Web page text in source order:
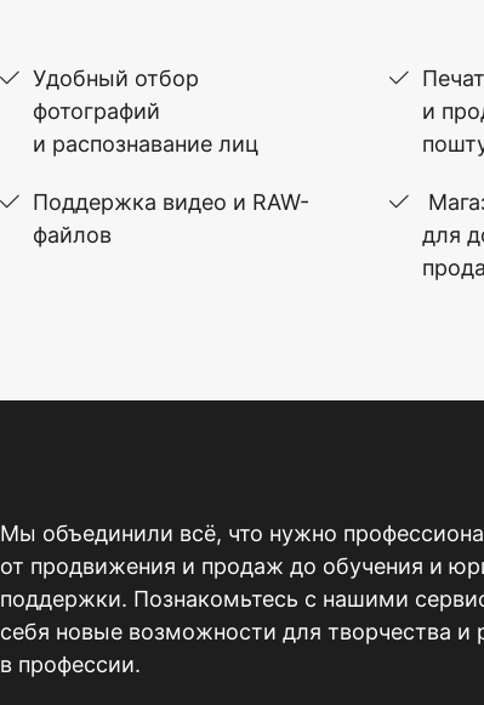
Удобный отбор
фотографий
и распознавание лиц
Поддержка видео и RAW-
файлов
и
для
Мы объединили всё, что нужно
от продвижения и продаж до обучения и
поддержки. Познакомьтесь с нашими
себя новые возможности для творчества и
в профессии.